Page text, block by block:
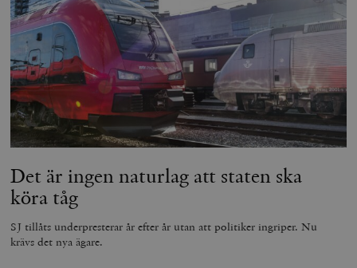
Det är ingen naturlag att staten ska
köra tåg
SJ tillåts underpresterar år efter år utan att politiker ingriper. Nu
krävs det nya ägare.